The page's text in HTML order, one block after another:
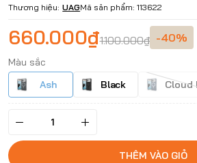
Thương hiệu: UAGMã sản phẩm: 113622
660.000₫1.100.000₫ -40%
Màu sắc
Ash
Black Cloud
THÊM VÀO GIỎ